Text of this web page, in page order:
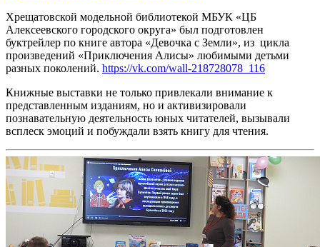
Хрещатовской модельной библиотекой МБУК «ЦБ
Алексеевского городского округа» был подготовлен
буктрейлер по книге автора «Девочка с Земли», из цикла
произведений «Приключения Алисы» любимыми детьми
разных поколений. https://vk.com/wall-218728078_116
Книжные выставки не только привлекали внимание к
представленным изданиям, но и активизировали
познавательную деятельность юных читателей, вызывали
всплеск эмоций и побуждали взять книгу для чтения.